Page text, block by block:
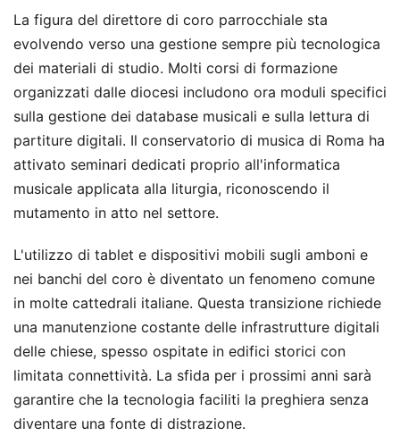
La figura del direttore di coro parrocchiale sta
evolvendo verso una gestione sempre più tecnologica
dei materiali di studio. Molti corsi di formazione
organizzati dalle diocesi includono ora moduli specifici
sulla gestione dei database musicali e sulla lettura di
partiture digitali. Il conservatorio di musica di Roma ha
attivato seminari dedicati proprio all'informatica
musicale applicata alla liturgia, riconoscendo il
mutamento in atto nel settore.
L'utilizzo di tablet e dispositivi mobili sugli amboni e
nei banchi del coro è diventato un fenomeno comune
in molte cattedrali italiane. Questa transizione richiede
una manutenzione costante delle infrastrutture digitali
delle chiese, spesso ospitate in edifici storici con
limitata connettività. La sfida per i prossimi anni sarà
garantire che la tecnologia faciliti la preghiera senza
diventare una fonte di distrazione.